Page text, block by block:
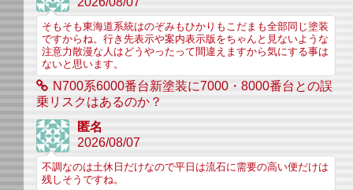
そもそも東海道系統はのぞみもひかりもこだまも全部同じ塗装
ですからね。行き先表示や案内表示版をちゃんと見ないような
注意力散漫な人はどうやったって間違えますから気にする事は
ないと思います。
N700系6000番台新塗装に7000・8000番台との誤
乗リスクはあるのか？
匿名
2026/08/07
不調なのは土休日だけなので平日は流石に需要の高い便だけは
残しそうですね。